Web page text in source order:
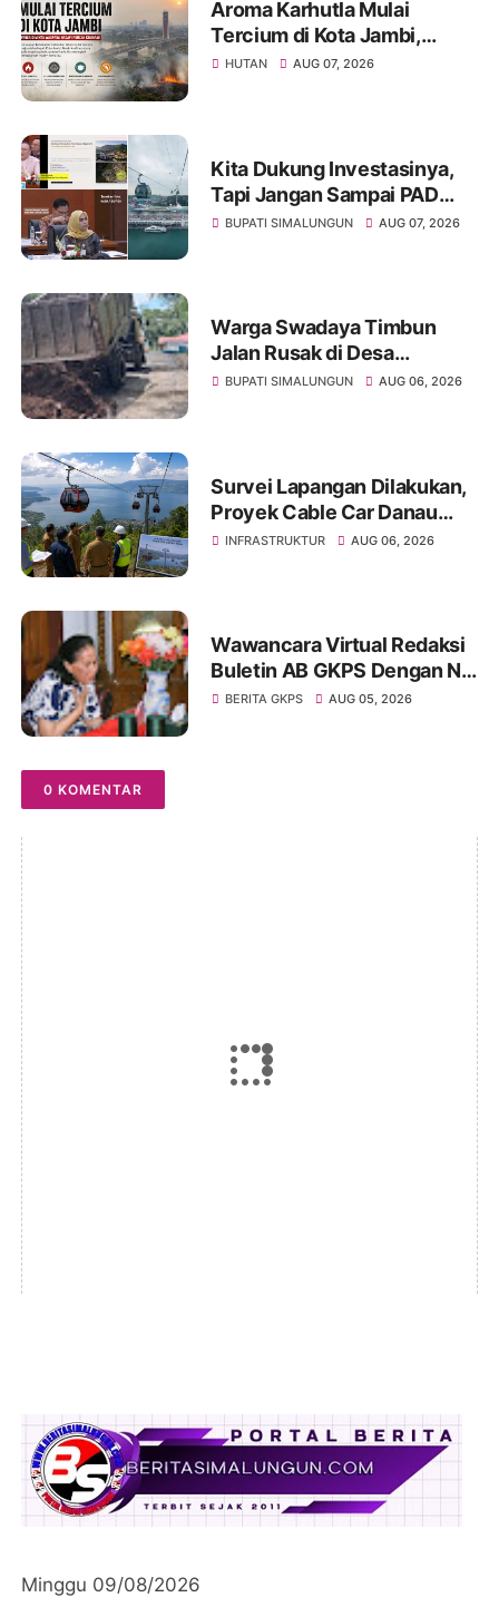
Aroma Karhutla Mulai
Tercium di Kota Jambi,
Warga Diminta Waspada
HUTAN AUG 07, 2026
Kita Dukung Investasinya,
Tapi Jangan Sampai PAD
Simalungun yang Jadi
BUPATI SIMALUNGUN AUG 07, 2026
Warga Swadaya Timbun
Jalan Rusak di Desa
Sibangun Mariah, Harapkan
BUPATI SIMALUNGUN AUG 06, 2026
Survei Lapangan Dilakukan,
Proyek Cable Car Danau
Toba Masih Terkendala
INFRASTRUKTUR AUG 06, 2026
Wawancara Virtual Redaksi
Buletin AB GKPS Dengan Ny
St RK Purba Pakpak Boru
BERITA GKPS AUG 05, 2026
0 KOMENTAR
Minggu 09/08/2026